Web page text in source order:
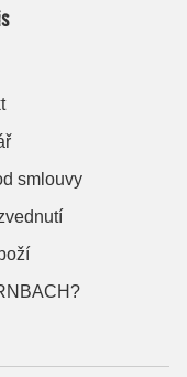
smlouvy